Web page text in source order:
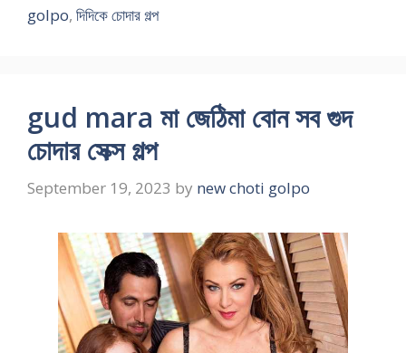
golpo, দিদিকে চোদার গল্প
gud mara মা জেঠিমা বোন সব গুদ
চোদার সেক্স গল্প
September 19, 2023 by new choti golpo